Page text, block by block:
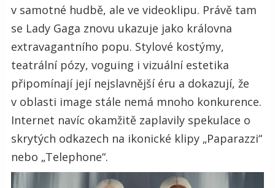
v samotné hudbě, ale ve videoklipu. Právě tam
se Lady Gaga znovu ukazuje jako královna
extravagantního popu. Stylové kostýmy,
teatrální pózy, voguing i vizuální estetika
připomínají její nejslavnější éru a dokazují, že
v oblasti image stále nemá mnoho konkurence.
Internet navíc okamžitě zaplavily spekulace o
skrytých odkazech na ikonické klipy „Paparazzi“
nebo „Telephone“.